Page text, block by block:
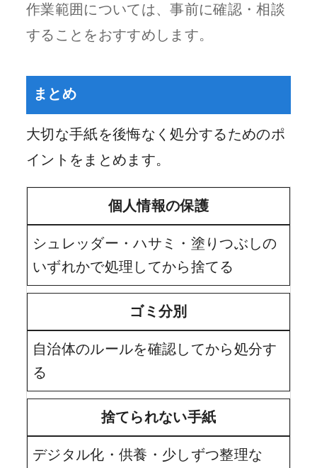
作業範囲については、事前に確認・相談
することをおすすめします。
まとめ
大切な手紙を後悔なく処分するためのポ
イントをまとめます。
個人情報の保護
シュレッダー・ハサミ・塗りつぶしの
いずれかで処理してから捨てる
ゴミ分別
自治体のルールを確認してから処分す
る
捨てられない手紙
デジタル化・供養・少しずつ整理な